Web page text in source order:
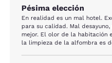
Pésima elección
En realidad es un mal hotel.
para su calidad. Mal
mejor. El olor de la habitación
la limpieza de la alfombra es